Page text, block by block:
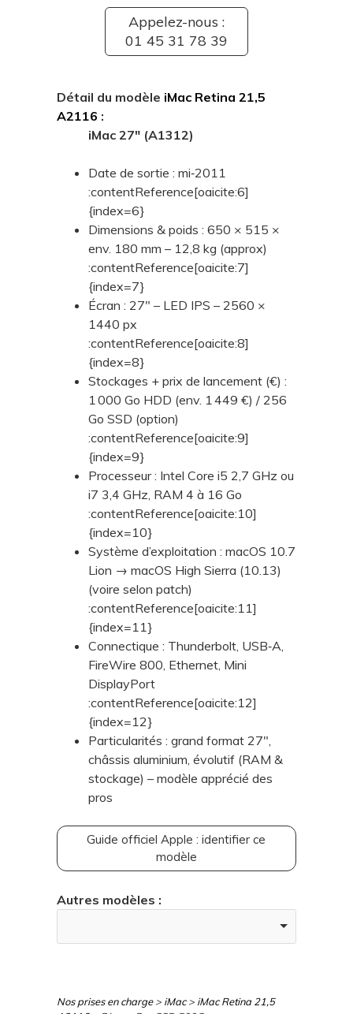
Appelez-nous :
01 45 31 78 39
Détail du modèle iMac Retina 21,5
A2116 :
iMac 27" (A1312)
Date de sortie : mi‑2011
:contentReference[oaicite:6]
{index=6}
Dimensions & poids : 650 × 515 ×
env. 180 mm – 12,8 kg (approx)
:contentReference[oaicite:7]
{index=7}
Écran : 27" – LED IPS – 2560 ×
1440 px
:contentReference[oaicite:8]
{index=8}
Stockages + prix de lancement (€) :
1 000 Go HDD (env. 1 449 €) / 256
Go SSD (option)
:contentReference[oaicite:9]
{index=9}
Processeur : Intel Core i5 2,7 GHz ou
i7 3,4 GHz, RAM 4 à 16 Go
:contentReference[oaicite:10]
{index=10}
Système d’exploitation : macOS 10.7
Lion → macOS High Sierra (10.13)
(voire selon patch)
:contentReference[oaicite:11]
{index=11}
Connectique : Thunderbolt, USB‑A,
FireWire 800, Ethernet, Mini
DisplayPort
:contentReference[oaicite:12]
{index=12}
Particularités : grand format 27",
châssis aluminium, évolutif (RAM &
stockage) – modèle apprécié des
pros
Guide officiel Apple : identifier ce
modèle
Autres modèles :
Nos prises en charge> iMac> iMac Retina 21,5